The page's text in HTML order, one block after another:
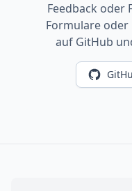
Feedback oder
Formulare oder
auf GitHub